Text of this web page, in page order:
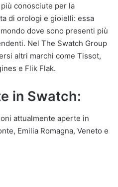
conosciute per la
di orologi e gioielli: essa
dove sono presenti più
Nel The Swatch Group
altri marchi come Tissot,
e Flik Flak.
in Swatch:
attualmente aperte in
Emilia Romagna, Veneto e